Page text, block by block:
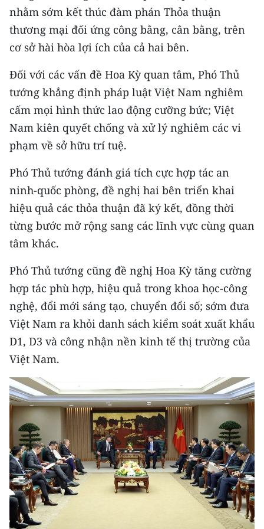
CHUYÊN ĐỀ
CÁC CHUYÊN TRANG
VỀ BÁO NHÂN DÂN
THỜI NAY
NHÂN DÂN CUỐI TUẦN
NHÂN DÂN HẰNG THÁNG
MUA BÁO
ĐỌC BÁO IN
ENGLISH
中文
FRANÇAIS
РУССКИЙ
ESPAÑOL
한국어
nhằm sớm kết thúc đàm phán Thỏa thuận
thương mại đối ứng công bằng, cân bằng, trên
cơ sở hài hòa lợi ích của cả hai bên.
Đối với các vấn đề Hoa Kỳ quan tâm, Phó Thủ
tướng khẳng định pháp luật Việt Nam nghiêm
cấm mọi hình thức lao động cưỡng bức; Việt
Nam kiên quyết chống và xử lý nghiêm các vi
phạm về sở hữu trí tuệ.
Phó Thủ tướng đánh giá tích cực hợp tác an
ninh-quốc phòng, đề nghị hai bên triển khai
hiệu quả các thỏa thuận đã ký kết, đồng thời
từng bước mở rộng sang các lĩnh vực cùng quan
tâm khác.
Phó Thủ tướng cũng đề nghị Hoa Kỳ tăng cường
hợp tác phù hợp, hiệu quả trong khoa học-công
nghệ, đổi mới sáng tạo, chuyển đổi số; sớm đưa
Việt Nam ra khỏi danh sách kiểm soát xuất khẩu
D1, D3 và công nhận nền kinh tế thị trường của
Việt Nam.